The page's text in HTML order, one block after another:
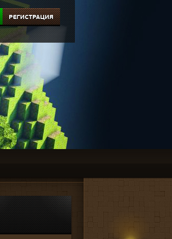
РЕГИСТРАЦИЯ